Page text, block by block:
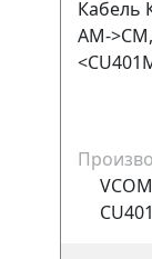
Кабель
AM-
VCOM